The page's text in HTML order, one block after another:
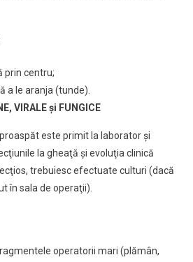
prin centru;
a le aranja (tunde).
VIRALE şi FUNGICE
este primit la laborator şi
la gheaţă şi evoluţia clinică
trebuiesc efectuate culturi (dacă
în sala de operaţii).
operatorii mari (plămân,